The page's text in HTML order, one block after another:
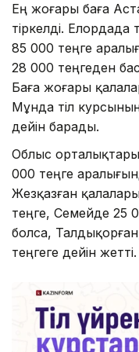
Ең жоғары баға
тіркелді.
85 000 теңге
28 000 теңгеден
Баға жоғары
Мұнда тіл
дейін барады.
Облыс
000 теңге
Жезқазған
теңге, Семейде 25
болса,
теңгеге дейін жетті.